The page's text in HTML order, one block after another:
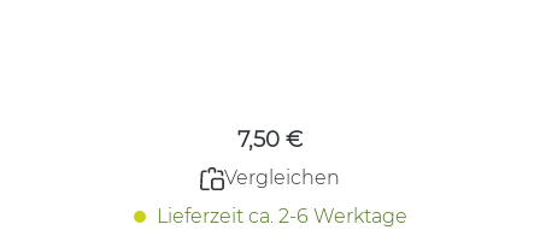
7,50 €
Vergleichen
Lieferzeit ca. 2-6 Werktage